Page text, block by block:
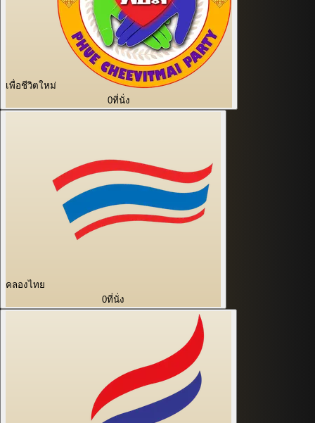
เพื่อชีวิตใหม่
0ที่นั่ง
คลองไทย
0ที่นั่ง